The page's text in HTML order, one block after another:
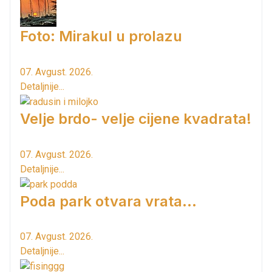
Foto: Mirakul u prolazu
07. Avgust. 2026.
Detaljnije...
Velje brdo- velje cijene kvadrata!
07. Avgust. 2026.
Detaljnije...
Poda park otvara vrata...
07. Avgust. 2026.
Detaljnije...